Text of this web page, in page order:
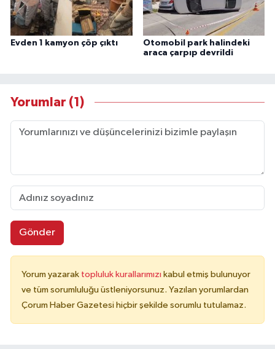
Evden 1 kamyon çöp çıktı
Otomobil park halindeki
araca çarpıp devrildi
Yorumlar (1)
Gönder
Yorum yazarak topluluk kurallarımızı kabul etmiş bulunuyor
ve tüm sorumluluğu üstleniyorsunuz. Yazılan yorumlardan
Çorum Haber Gazetesi hiçbir şekilde sorumlu tutulamaz.